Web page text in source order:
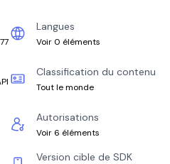
Langues
Voir 0 éléments
Classification du contenu
Tout le monde
Autorisations
Voir 6 éléments
Version cible de SDK